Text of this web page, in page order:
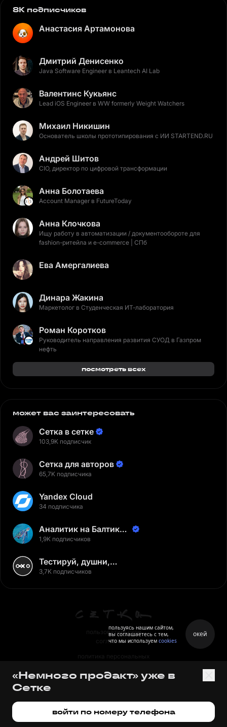
8K подписчиков
Анастасия Артамонова
Дмитрий Денисенко
Java Software Engineer в Leantech AI Lab
Валентинс Кукьянс
Lead iOS Engineer в WW formerly Weight Watchers
Михаил Никишин
Основатель школы прототипирования с ИИ STARTEND.RU
Андрей Шитов
CIO, директор по цифровой трансформации
Анна Болотаева
Account Manager в FutureToday
Анна Клочкова
Ищу работу в автоматизации / документообороте для
fashion-ритейла и e-commerce | СПб
Ева Амергалиева
Динара Жакина
Маркетолог в Студенческая ИТ-лаборатория
Роман Коротков
Руководитель направления развития СУОД в Газпром
нефть
посмотреть всех
может вас заинтересовать
Сетка в сетке
103,9K подписчик
Сетка для авторов
65,7K подписчика
Yandex Cloud
34 подписчика
Аналитик на Балтике |
Неверов Станислав
1,9K подписчиков
Тестируй, душни,
наслаждайся
3,7K подписчиков
пользовательское
соглашение
политика персональных
правила
«Немного продакт» уже в
Сетке
войти по номеру телефона
пользуясь нашим сайтом,
вы соглашаетесь с тем,
что мы используем cookies
окей